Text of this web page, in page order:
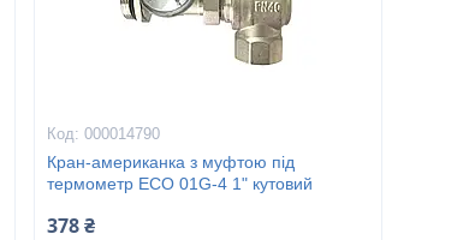
000014790
Кран-американка з муфтою під
термометр ECO 01G-4 1" кутовий
378 ₴